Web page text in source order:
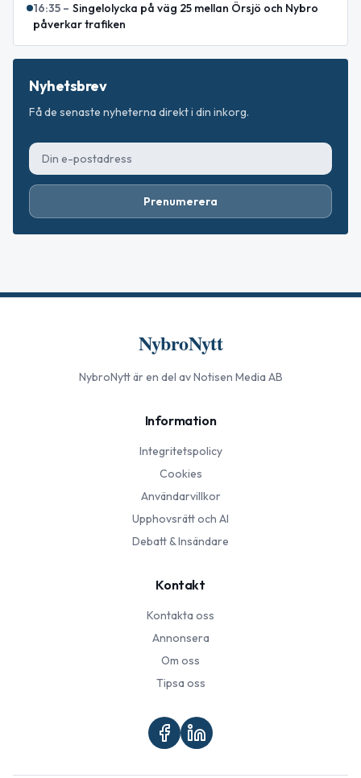
16:35 – Singelolycka på väg 25 mellan Örsjö och Nybro
påverkar trafiken
Nyhetsbrev
Få de senaste nyheterna direkt i din inkorg.
Prenumerera
NybroNytt
NybroNyttär en del av Notisen Media AB
Information
Integritetspolicy
Cookies
Användarvillkor
Upphovsrätt och AI
Debatt & Insändare
Kontakt
Kontakta oss
Annonsera
Om oss
Tipsa oss